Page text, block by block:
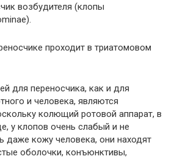
возбудителя (клопы
проходит в триатомовом
для переносчика, как и для
и человека, являются
колющий ротовой аппарат, в
у клопов очень слабый и не
даже кожу человека, они находят
оболочки, конъюнктивы,